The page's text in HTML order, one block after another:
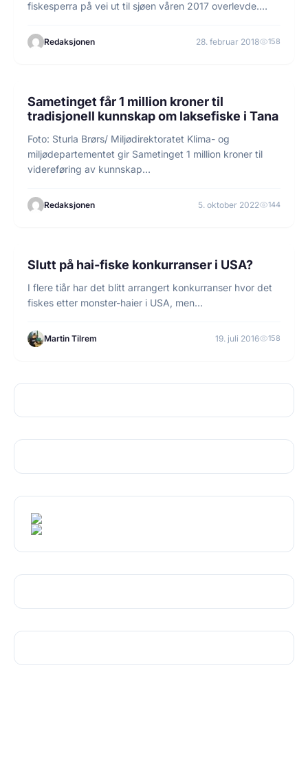
fiskesperra på vei ut til sjøen våren 2017 overlevde.…
Redaksjonen 28. februar 2018 158
NYHETER
Sametinget får 1 million kroner til
tradisjonell kunnskap om laksefiske i Tana
Foto: Sturla Brørs/ Miljødirektoratet Klima- og
miljødepartementet gir Sametinget 1 million kroner til
videreføring av kunnskap…
Redaksjonen 5. oktober 2022 144
FISKE
Slutt på hai-fiske konkurranser i USA?
I flere tiår har det blitt arrangert konkurranser hvor det
fiskes etter monster-haier i USA, men…
Martin Tilrem 19. juli 2016 158